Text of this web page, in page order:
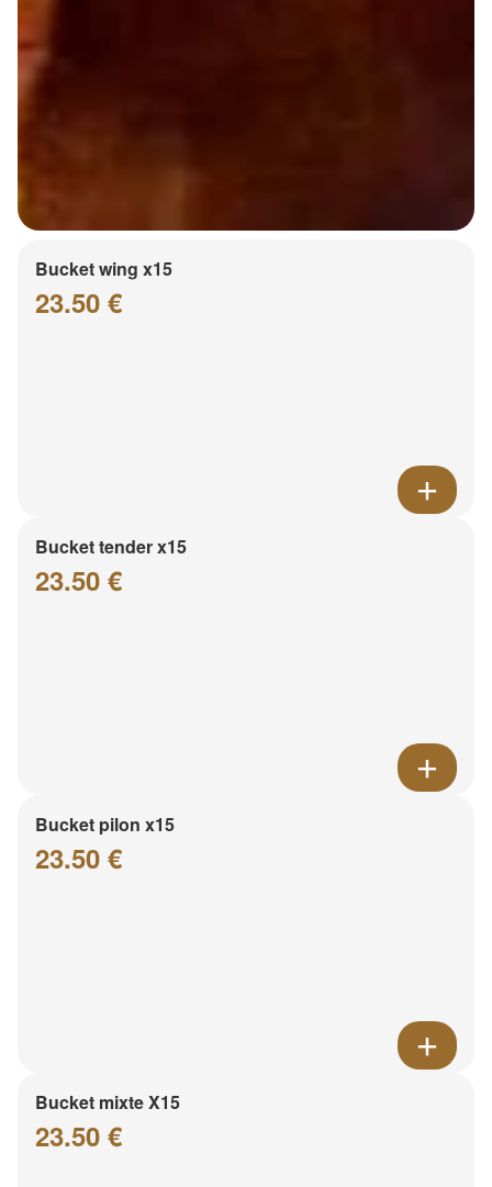
Bucket wing x15
23.50 €
Bucket tender x15
23.50 €
Bucket pilon x15
23.50 €
Bucket mixte X15
23.50 €